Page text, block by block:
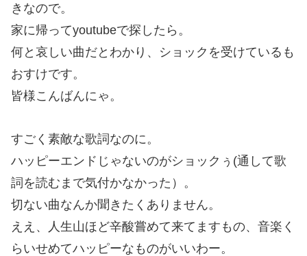
きなので。
家に帰ってyoutubeで探したら。
何と哀しい曲だとわかり、ショックを受けているも
おすけです。
皆様こんばんにゃ。
すごく素敵な歌詞なのに。
ハッピーエンドじゃないのがショックぅ(通して歌
詞を読むまで気付かなかった）。
切ない曲なんか聞きたくありません。
ええ、人生山ほど辛酸嘗めて来てますもの、音楽く
らいせめてハッピーなものがいいわー。